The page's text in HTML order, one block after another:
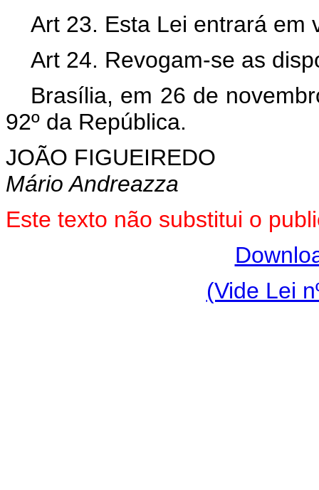
Art 23. Esta Lei entrará em
Art 24. Revogam-se as
Brasília, em 26 de
92º da República.
JOÃO FIGUEIREDO
Mário Andreazza
Este texto não substitui o
(Vide Lei